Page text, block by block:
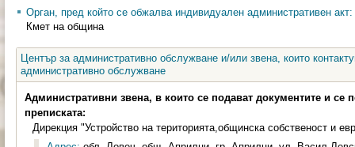
Орган, пред който се обжалва индивидуален административен акт:
Кмет на община
Център за административно обслужване и/или звена, които
административно обслужване
Административни звена, в които се подават документите и се
преписката:
Дирекция "Устройство на територията,общинска собственост и